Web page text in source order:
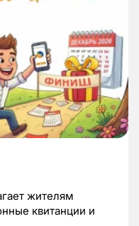
жителям
квитанции и